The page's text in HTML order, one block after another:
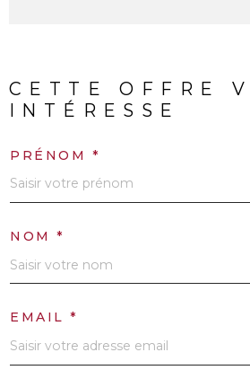
CETTE OFFRE
INTÉRESSE
PRÉNOM *
NOM *
EMAIL *